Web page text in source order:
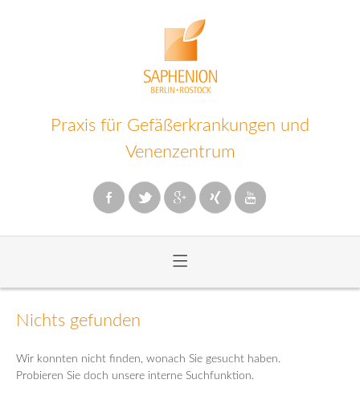
Praxis für Gefäßerkrankungen und
Venenzentrum
≡
Inhalt
Nichts gefunden
Wir konnten nicht finden, wonach Sie gesucht haben.
Probieren Sie doch unsere interne Suchfunktion.